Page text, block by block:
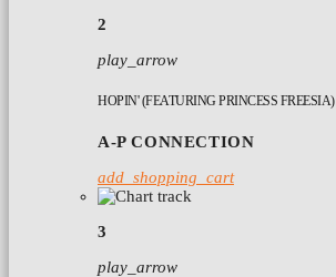
2
play_arrow
HOPIN' (FEATURING PRINCESS FREESIA)
A-P CONNECTION
add_shopping_cart
3
play_arrow